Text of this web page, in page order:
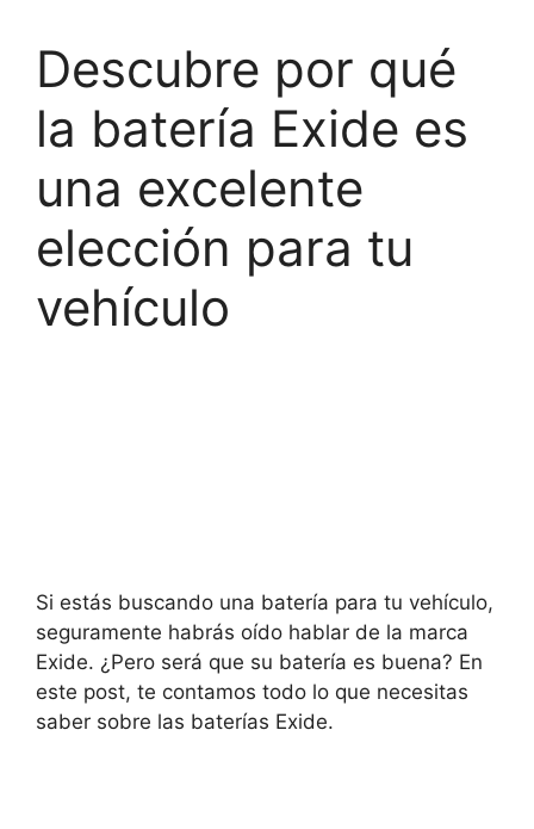
Descubre por qué
la batería Exide es
una excelente
elección para tu
vehículo
Si estás buscando una batería para tu vehículo,
seguramente habrás oído hablar de la marca
Exide. ¿Pero será que su batería es buena? En
este post, te contamos todo lo que necesitas
saber sobre las baterías Exide.